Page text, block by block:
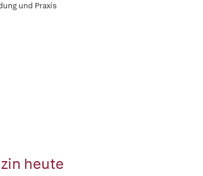
und Praxis
heute